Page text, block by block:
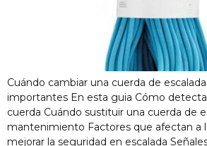
Cuándo cambiar una cuerda de
importantes En esta guia Cómo
cuerda Cuándo sustituir una cuerda de
mantenimiento Factores que afectan a
mejorar la seguridad en escalada